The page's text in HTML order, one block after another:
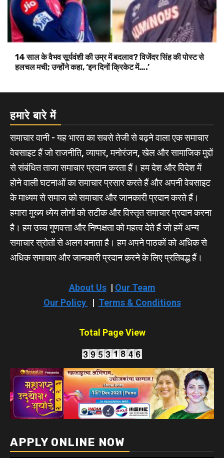
14 साल के वैभव सूर्यवंशी की उम्र में बदलाव? विजेंदर सिंह की पोस्ट से
हलचल मची; उन्होंने कहा, ‘इन दिनों क्रिकेट में….’
हमारे बारे में
समाचार वानी - यह भारत का सबसे तेजी से बढ़ने वाला एक समाचार
वेबसाइट हैं जो राजनीति, व्यापार, मनोरंजन, खेल और सामाजिक मुद्दों
से संबंधित ताजा समाचार प्रदान करता हैं। हम देश और विदेश में
होने वाली घटनाओं का समाचार प्रसार करते हैं और अपनी वेबसाइट
के माध्यम से समाज को समाचार और जानकारी प्रदान करते हैं।
हमारा मुख्य ध्येय लोगों को सटीक और विस्तृत समाचार प्रदान करना
है। हम उच्च गुणवत्ता और निष्पक्षता को महत्व देते हैं जो हमें अन्य
समाचार स्रोतों से अलग बनाता है। हम अपने पाठकों को अधिक से
अधिक समाचार और जानकारी प्रदान करने के लिए प्रतिबद्ध हैं।
About Us| Our Team
Our Policy
| Terms & Conditions
Total Page View
APPLY ONLINE NOW